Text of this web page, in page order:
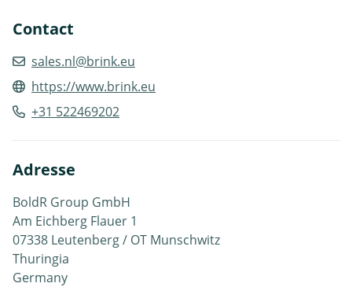
Contact
sales.nl@brink.eu
https://www.brink.eu
+31 522469202
Adresse
BoldR Group GmbH
Am Eichberg Flauer 1
07338 Leutenberg / OT Munschwitz
Thuringia
Germany